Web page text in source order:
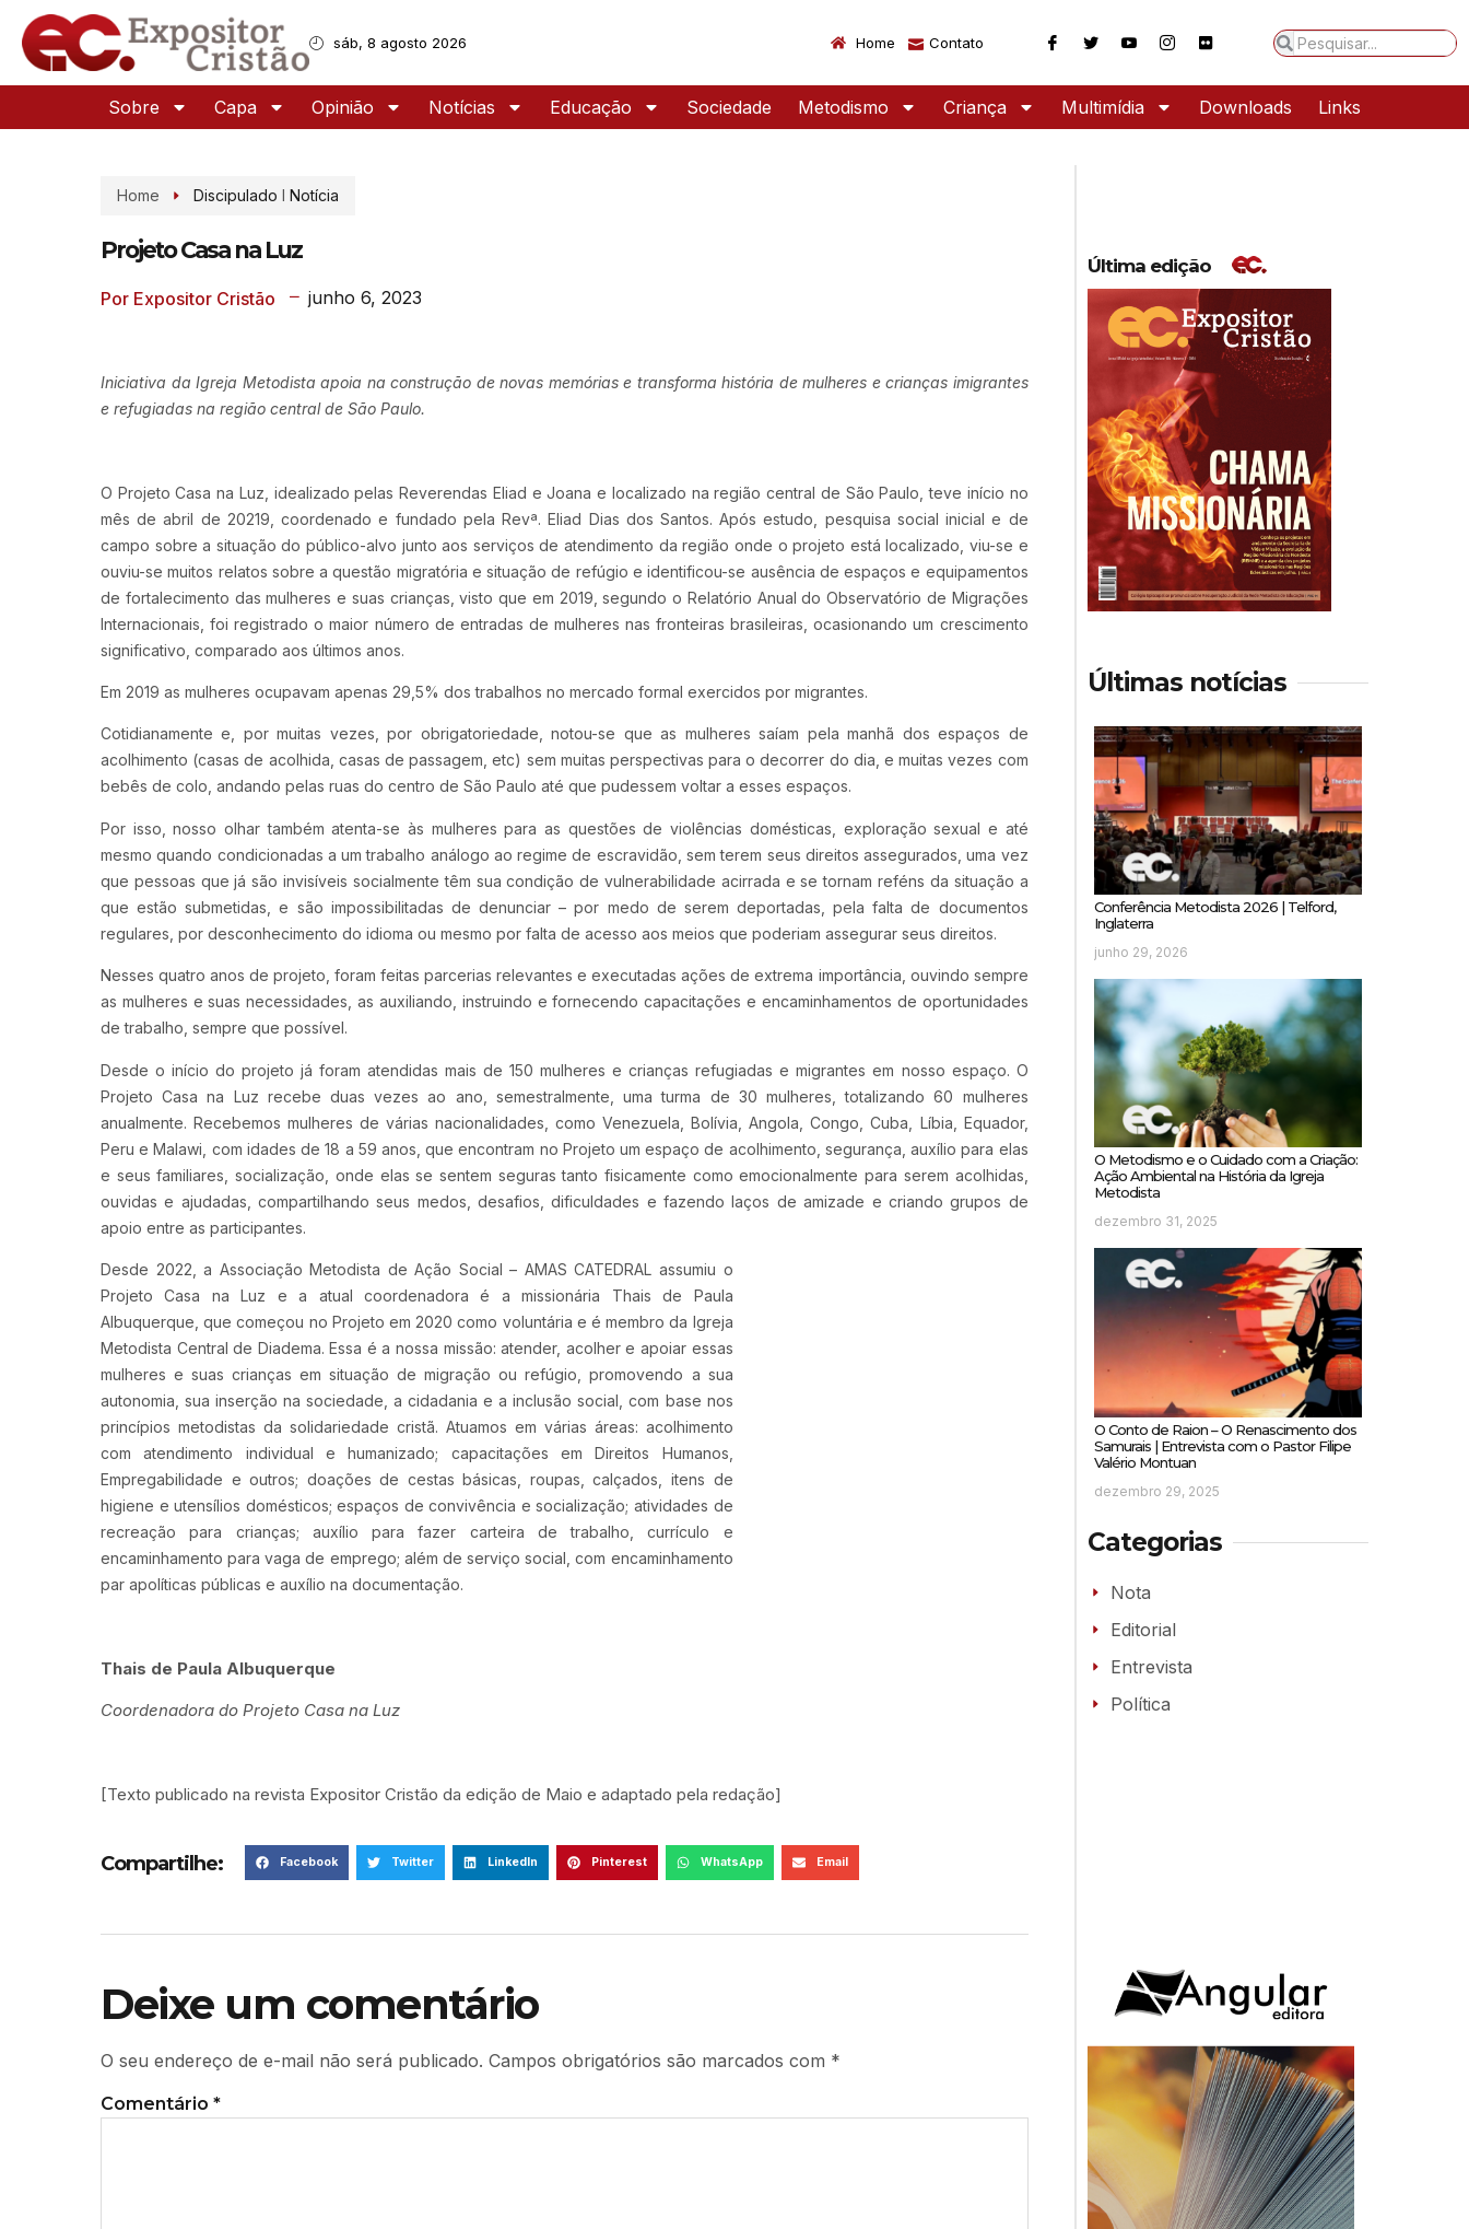
sáb, 8 agosto 2026 Home Contato
Sobre Capa Opinião Notícias Educação Sociedade Metodismo Criança Multimídia Downloads Links
Home Discipulado Notícia
Projeto Casa na Luz
Por Expositor Cristão junho 6, 2023
Iniciativa da Igreja Metodista apoia na construção de novas memórias e transforma história de mulheres e crianças imigrantes
e refugiadas na região central de São Paulo.
O Projeto Casa na Luz, idealizado pelas Reverendas Eliad e Joana e localizado na região central de São Paulo, teve início no
mês de abril de 20219, coordenado e fundado pela Revª. Eliad Dias dos Santos. Após estudo, pesquisa social inicial e de
campo sobre a situação do público-alvo junto aos serviços de atendimento da região onde o projeto está localizado, viu-se e
ouviu-se muitos relatos sobre a questão migratória e situação de refúgio e identificou-se ausência de espaços e equipamentos
de fortalecimento das mulheres e suas crianças, visto que em 2019, segundo o Relatório Anual do Observatório de Migrações
Internacionais, foi registrado o maior número de entradas de mulheres nas fronteiras brasileiras, ocasionando um crescimento
significativo, comparado aos últimos anos.
Em 2019 as mulheres ocupavam apenas 29,5% dos trabalhos no mercado formal exercidos por migrantes.
Cotidianamente e, por muitas vezes, por obrigatoriedade, notou-se que as mulheres saíam pela manhã dos espaços de
acolhimento (casas de acolhida, casas de passagem, etc) sem muitas perspectivas para o decorrer do dia, e muitas vezes com
bebês de colo, andando pelas ruas do centro de São Paulo até que pudessem voltar a esses espaços.
Por isso, nosso olhar também atenta-se às mulheres para as questões de violências domésticas, exploração sexual e até
mesmo quando condicionadas a um trabalho análogo ao regime de escravidão, sem terem seus direitos assegurados, uma vez
que pessoas que já são invisíveis socialmente têm sua condição de vulnerabilidade acirrada e se tornam reféns da situação a
que estão submetidas, e são impossibilitadas de denunciar – por medo de serem deportadas, pela falta de documentos
regulares, por desconhecimento do idioma ou mesmo por falta de acesso aos meios que poderiam assegurar seus direitos.
Nesses quatro anos de projeto, foram feitas parcerias relevantes e executadas ações de extrema importância, ouvindo sempre
as mulheres e suas necessidades, as auxiliando, instruindo e fornecendo capacitações e encaminhamentos de oportunidades
de trabalho, sempre que possível.
Desde o início do projeto já foram atendidas mais de 150 mulheres e crianças refugiadas e migrantes em nosso espaço. O
Projeto Casa na Luz recebe duas vezes ao ano, semestralmente, uma turma de 30 mulheres, totalizando 60 mulheres
anualmente. Recebemos mulheres de várias nacionalidades, como Venezuela, Bolívia, Angola, Congo, Cuba, Líbia, Equador,
Peru e Malawi, com idades de 18 a 59 anos, que encontram no Projeto um espaço de acolhimento, segurança, auxílio para elas
e seus familiares, socialização, onde elas se sentem seguras tanto fisicamente como emocionalmente para serem acolhidas,
ouvidas e ajudadas, compartilhando seus medos, desafios, dificuldades e fazendo laços de amizade e criando grupos de
apoio entre as participantes.
Desde 2022, a Associação Metodista de Ação Social – AMAS CATEDRAL assumiu o
Projeto Casa na Luz e a atual coordenadora é a missionária Thais de Paula
Albuquerque, que começou no Projeto em 2020 como voluntária e é membro da Igreja
Metodista Central de Diadema. Essa é a nossa missão: atender, acolher e apoiar essas
mulheres e suas crianças em situação de migração ou refúgio, promovendo a sua
autonomia, sua inserção na sociedade, a cidadania e a inclusão social, com base nos
princípios metodistas da solidariedade cristã. Atuamos em várias áreas: acolhimento
com atendimento individual e humanizado; capacitações em Direitos Humanos,
Empregabilidade e outros; doações de cestas básicas, roupas, calçados, itens de
higiene e utensílios domésticos; espaços de convivência e socialização; atividades de
recreação para crianças; auxílio para fazer carteira de trabalho, currículo e
encaminhamento para vaga de emprego; além de serviço social, com encaminhamento
par apolíticas públicas e auxílio na documentação.
Thais de Paula Albuquerque
Coordenadora do Projeto Casa na Luz
[Texto publicado na revista Expositor Cristão da edição de Maio e adaptado pela redação]
Compartilhe: Facebook Twitter LinkedIn Pinterest WhatsApp Email
Deixe um comentário
O seu endereço de e-mail não será publicado. Campos obrigatórios são marcados com *
Comentário *
Última edição
Últimas notícias
Conferência Metodista 2026 | Telford,
Inglaterra
junho 29, 2026
O Metodismo e o Cuidado com a Criação:
Ação Ambiental na História da Igreja
Metodista
dezembro 31, 2025
O Conto de Raion – O Renascimento dos
Samurais | Entrevista com o Pastor Filipe
Valério Montuan
dezembro 29, 2025
Categorias
Nota
Editorial
Entrevista
Política